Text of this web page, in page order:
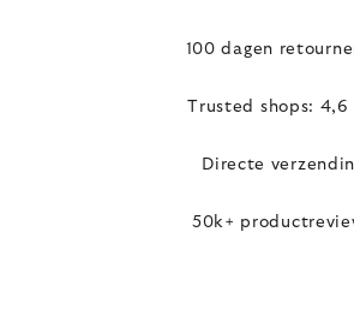
100 dagen
Trusted shops: 4,6
Directe
50k+